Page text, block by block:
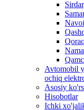
Avtomobil
ochiq
Asosiy
Hisobotlar
Ichki